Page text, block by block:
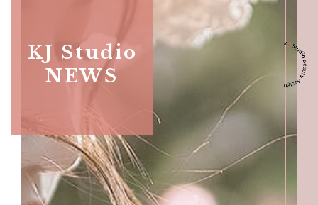
Orchard
GALLERY
BEAUTICIANS
MOMOKO RISAKI
ACCESS
KJ Studio
NEWS